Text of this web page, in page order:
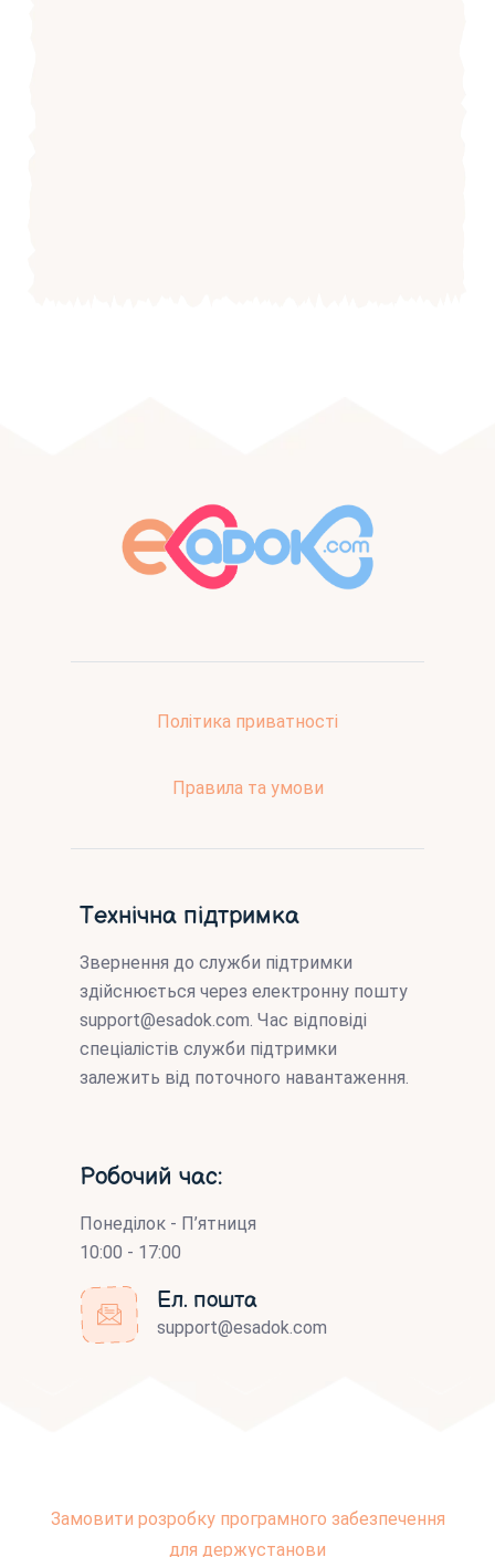
Політика приватності
Правила та умови
Технічна підтримка
Звернення до служби підтримки
здійснюється через електронну пошту
support@esadok.com. Час відповіді
спеціалістів служби підтримки
залежить від поточного навантаження.
Робочий час:
Понеділок - П’ятниця
10:00 - 17:00
Ел. пошта
support@esadok.com
Замовити розробку програмного забезпечення
для держустанови